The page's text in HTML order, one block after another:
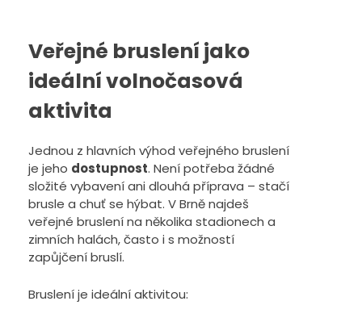
Veřejné bruslení jako
ideální volnočasová
aktivita
Jednou z hlavních výhod veřejného bruslení
je jeho dostupnost. Není potřeba žádné
složité vybavení ani dlouhá příprava – stačí
brusle a chuť se hýbat. V Brně najdeš
veřejné bruslení na několika stadionech a
zimních halách, často i s možností
zapůjčení bruslí.
Bruslení je ideální aktivitou: